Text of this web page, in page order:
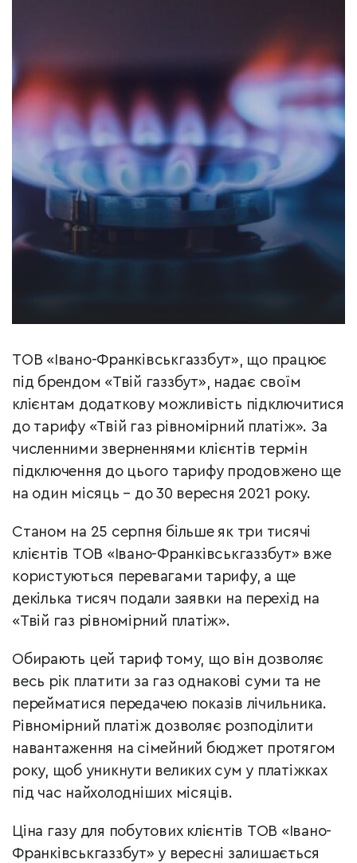
ТОВ «Івано-Франківськгаззбут», що працює
під брендом «Твій газзбут», надає своїм
клієнтам додаткову можливість підключитися
до тарифу «Твій газ рівномірний платіж». За
численними зверненнями клієнтів термін
підключення до цього тарифу продовжено ще
на один місяць – до 30 вересня 2021 року.
Станом на 25 серпня більше як три тисячі
клієнтів ТОВ «Івано-Франківськгаззбут» вже
користуються перевагами тарифу, а ще
декілька тисяч подали заявки на перехід на
«Твій газ рівномірний платіж».
Обирають цей тариф тому, що він дозволяє
весь рік платити за газ однакові суми та не
перейматися передачею показів лічильника.
Рівномірний платіж дозволяє розподілити
навантаження на сімейний бюджет протягом
року, щоб уникнути великих сум у платіжках
під час найхолодніших місяців.
Ціна газу для побутових клієнтів ТОВ «Івано-
Франківськгаззбут» у вересні залишається